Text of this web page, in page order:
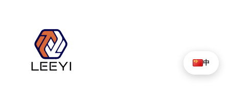
содержимому
中